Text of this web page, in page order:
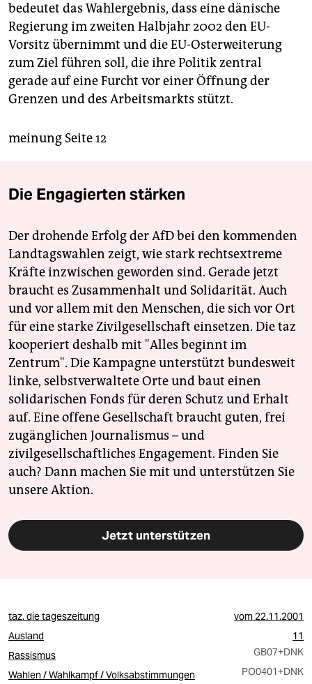
bedeutet das Wahlergebnis, dass eine dänische
Regierung im zweiten Halbjahr 2002 den EU-
Vorsitz übernimmt und die EU-Osterweiterung
zum Ziel führen soll, die ihre Politik zentral
gerade auf eine Furcht vor einer Öffnung der
Grenzen und des Arbeitsmarkts stützt.
meinung Seite 12
Die Engagierten stärken
Der drohende Erfolg der AfD bei den kommenden
Landtagswahlen zeigt, wie stark rechtsextreme
Kräfte inzwischen geworden sind. Gerade jetzt
braucht es Zusammenhalt und Solidarität. Auch
und vor allem mit den Menschen, die sich vor Ort
für eine starke Zivilgesellschaft einsetzen. Die taz
kooperiert deshalb mit "Alles beginnt im
Zentrum". Die Kampagne unterstützt bundesweit
linke, selbstverwaltete Orte und baut einen
solidarischen Fonds für deren Schutz und Erhalt
auf. Eine offene Gesellschaft braucht guten, frei
zugänglichen Journalismus – und
zivilgesellschaftliches Engagement. Finden Sie
auch? Dann machen Sie mit und unterstützen Sie
unsere Aktion.
Jetzt unterstützen
taz. die tageszeitung vom22.11.2001
Ausland
11
Rassismus
GB07+DNK
Wahlen / Wahlkampf / Volksabstimmungen
PO0401+DNK